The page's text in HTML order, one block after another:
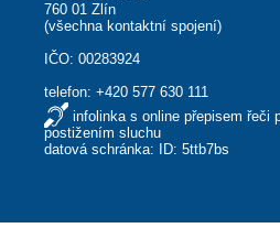
760 01 Zlín
(všechna kontaktní spojení)
IČO: 00283924
telefon:+420 577 630 111
infolinka s online přepisem řeči
postižením sluchu
datová schránka: ID: 5ttb7bs